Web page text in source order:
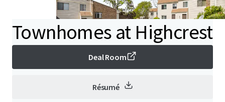
Townhomes at Highcrest
Deal Room
Résumé